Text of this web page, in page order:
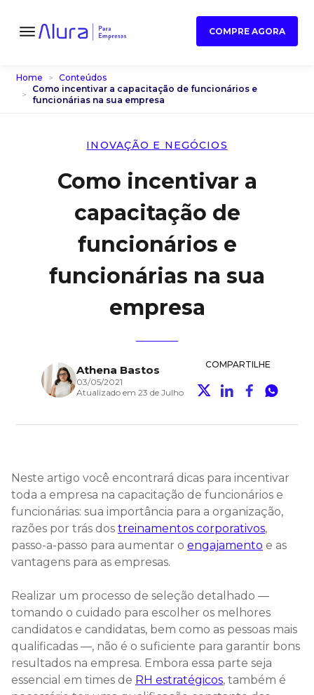
COMPRE AGORA
Home
Conteúdos
Como incentivar a capacitação de funcionários e
funcionárias na sua empresa
INOVAÇÃO E NEGÓCIOS
Como incentivar a
capacitação de
funcionários e
funcionárias na sua
empresa
Athena Bastos
03/05/2021
Atualizado em 23 de Julho
COMPARTILHE
Neste artigo você encontrará dicas para incentivar
toda a empresa na capacitação de funcionários e
funcionárias: sua importância para a organização,
razões por trás dos treinamentos corporativos,
passo-a-passo para aumentar o engajamento e as
vantagens para as empresas.
Realizar um processo de seleção detalhado —
tomando o cuidado para escolher os melhores
candidatos e candidatas, bem como as pessoas mais
qualificadas —, não é o suficiente para garantir bons
resultados na empresa. Embora essa parte seja
essencial em times de RH estratégicos, também é